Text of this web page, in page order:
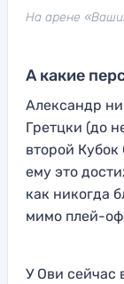
На арене
А какие
Александр
Гретцки (до
второй
ему это
как никогда
мимо плей-
У Ови сейчас